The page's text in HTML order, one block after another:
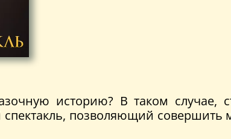
историю? В таком случае,
позволяющий совершить